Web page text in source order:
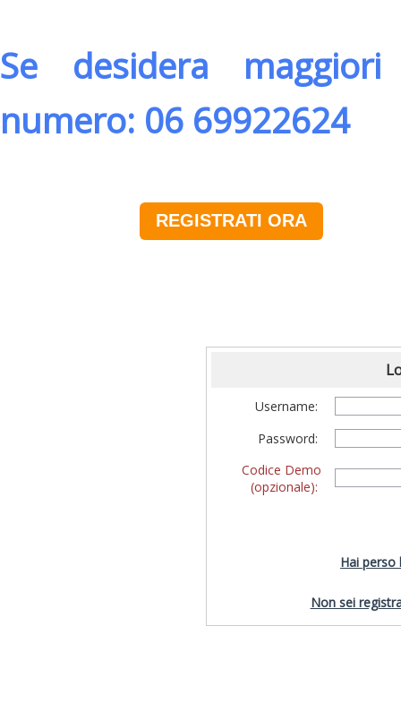
Se desidera
numero: 06 69922624
REGISTRATI ORA
Username:
Password:
Codice Demo
(opzionale):
Hai perso
Non sei